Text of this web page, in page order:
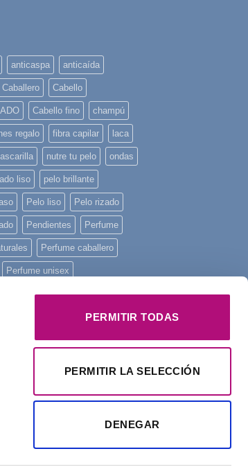
PERMITIR TODAS
PERMITIR LA SELECCIÓN
DENEGAR
anticaspa anticaída
Caballero Cabello
Cabello fino champú
regalo fibra capilar laca
nutre tu pelo ondas
liso pelo brillante
Pelo liso Pelo rizado
Pendientes Perfume
Perfume caballero
Perfume unisex
piel sensible piscina
Principios activos
regalo Regalo Navidad